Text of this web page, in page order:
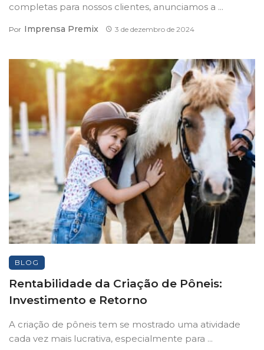
completas para nossos clientes, anunciamos a ...
Por Imprensa Premix 3 de dezembro de 2024
BLOG
Rentabilidade da Criação de Pôneis:
Investimento e Retorno
A criação de pôneis tem se mostrado uma atividade
cada vez mais lucrativa, especialmente para ...